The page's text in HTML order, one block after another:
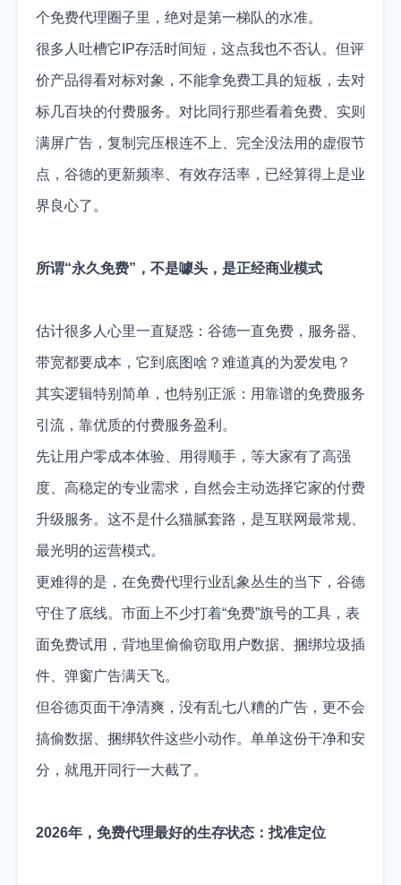
个免费代理圈子里，绝对是第一梯队的水准。
很多人吐槽它IP存活时间短，这点我也不否认。但评
价产品得看对标对象，不能拿免费工具的短板，去对
标几百块的付费服务。对比同行那些看着免费、实则
满屏广告，复制完压根连不上、完全没法用的虚假节
点，谷德的更新频率、有效存活率，已经算得上是业
界良心了。
所谓“永久免费”，不是噱头，是正经商业模式
估计很多人心里一直疑惑：谷德一直免费，服务器、
带宽都要成本，它到底图啥？难道真的为爱发电？
其实逻辑特别简单，也特别正派：用靠谱的免费服务
引流，靠优质的付费服务盈利。
先让用户零成本体验、用得顺手，等大家有了高强
度、高稳定的专业需求，自然会主动选择它家的付费
升级服务。这不是什么猫腻套路，是互联网最常规、
最光明的运营模式。
更难得的是，在免费代理行业乱象丛生的当下，谷德
守住了底线。市面上不少打着“免费”旗号的工具，表
面免费试用，背地里偷偷窃取用户数据、捆绑垃圾插
件、弹窗广告满天飞。
但谷德页面干净清爽，没有乱七八糟的广告，更不会
搞偷数据、捆绑软件这些小动作。单单这份干净和安
分，就甩开同行一大截了。
2026年，免费代理最好的生存状态：找准定位